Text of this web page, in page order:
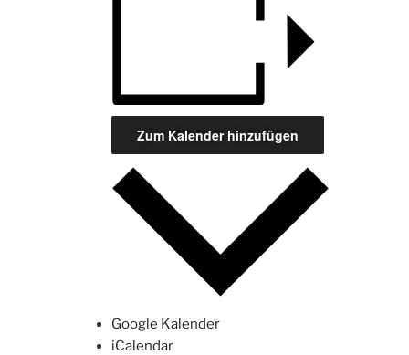
Zum Kalender hinzufügen
Google Kalender
iCalendar